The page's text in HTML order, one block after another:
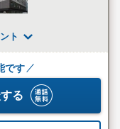
ト
です
る